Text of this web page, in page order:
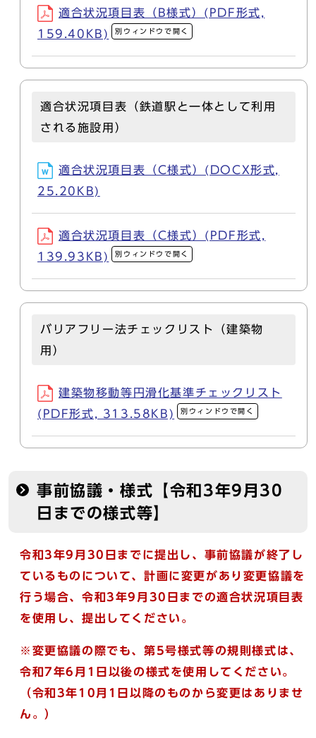
適合状況項目表（B様式）(PDF形式,
159.40KB)
別ウィンドウで開く
適合状況項目表（鉄道駅と一体として利用
される施設用）
適合状況項目表（C様式）(DOCX形式,
25.20KB)
適合状況項目表（C様式）(PDF形式,
139.93KB)
別ウィンドウで開く
バリアフリー法チェックリスト（建築物
用）
建築物移動等円滑化基準チェックリスト
(PDF形式, 313.58KB)
別ウィンドウで開く
事前協議・様式【令和3年9月30
日までの様式等】
令和3年9月30日までに提出し、事前協議が終了し
ているものについて、計画に変更があり変更協議を
行う場合、令和3年9月30日までの適合状況項目表
を使用し、 提出してください。
※変更協議の際でも、第5号様式等の規則様式は、
令和7年6月1日以後の様式を使用してください。
（令和3年10月1日以降のものから変更はありませ
ん。 ）